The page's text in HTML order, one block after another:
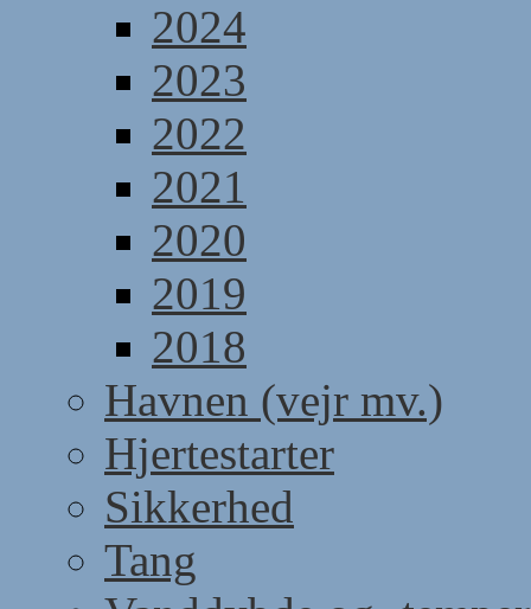
2024
2023
2022
2021
2020
2019
2018
Havnen (vejr mv.)
Hjertestarter
Sikkerhed
Tang